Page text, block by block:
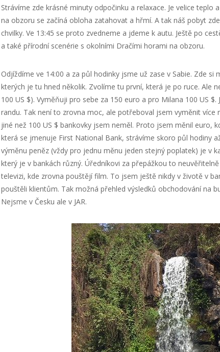
Strávíme zde krásné minuty odpočinku a relaxace. Je velice teplo
na obzoru se začíná obloha zatahovat a hřmí. A tak náš pobyt
chvilky. Ve 13:45 se proto zvedneme a jdeme k autu. Ještě po
a také přírodní scenérie s okolními Dračími horami na obzoru.
Odjíždíme ve 14:00 a za půl hodinky jsme už zase v Sabie. Zde si
kterých je tu hned několik. Zvolíme tu první, která je po ruce. Ale
100 US $). Vyměňuji pro sebe za 150 euro a pro Milana 100 US
randu. Tak není to zrovna moc, ale potřeboval jsem vyměnit více
jiné než 100 US $ bankovky jsem neměl. Proto jsem měnil euro,
která se jmenuje First National Bank, strávíme skoro půl hodiny
výměnu peněz (vždy pro jednu měnu jeden stejný poplatek) je v
který je v bankách různý. Úředníkovi za přepážkou to
televizi, kde zrovna pouštějí film. To jsem ještě nikdy v životě v
pouštěli klientům. Tak možná přehled výsledků obchodování na
Nejsme v Česku ale v JAR.